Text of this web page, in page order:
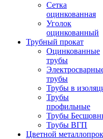
Сетка
оцинкованная
Уголок
оцинкованный
Трубный прокат
Оцинкованные
трубы
трубы
Трубы в
Трубы
профильные
Трубы
Трубы ВГП
Цветной